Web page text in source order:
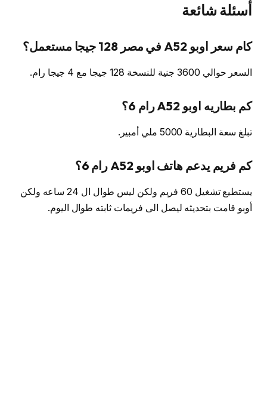
أسئلة شائعة
كام سعر اوبو A52 في مصر 128 جيجا مستعمل؟
السعر حوالي 3600 جنية للنسخة 128 جيجا مع 4 جيجا رام.
كم بطاريه اوبو A52 رام 6؟
تبلغ سعة البطارية 5000 ملي أمبير.
كم فريم يدعم هاتف اوبو A52 رام 6؟
يستطيع تشغيل 60 فريم ولكن ليس طوال ال 24 ساعه ولكن
أوبو قامت بتحديثه ليصل الى فريمات ثابته طوال اليوم.